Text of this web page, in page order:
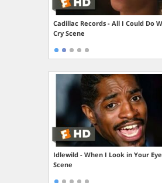
Cadillac Records - All I Could Do
Cry Scene
Idlewild - When I Look in Your
Scene